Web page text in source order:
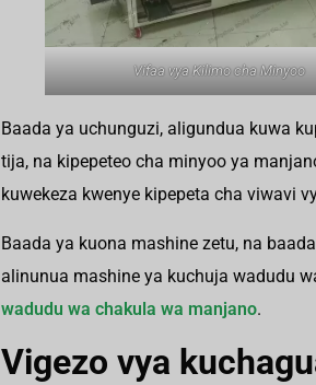
Vifaa vya Kilimo cha Minyoo
Baada ya uchunguzi, aligundua kuwa
tija, na kipepeteo cha minyoo ya
kuwekeza kwenye kipepeta cha viwavi
Baada ya kuona mashine zetu, na
alinunua mashine ya kuchuja wadudu
wadudu wa chakula wa manjano.
Vigezo vya